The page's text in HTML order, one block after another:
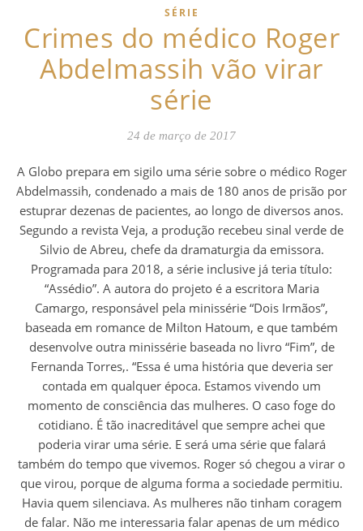
SÉRIE
Crimes do médico Roger
Abdelmassih vão virar
série
24 de março de 2017
A Globo prepara em sigilo uma série sobre o médico Roger
Abdelmassih, condenado a mais de 180 anos de prisão por
estuprar dezenas de pacientes, ao longo de diversos anos.
Segundo a revista Veja, a produção recebeu sinal verde de
Silvio de Abreu, chefe da dramaturgia da emissora.
Programada para 2018, a série inclusive já teria título:
“Assédio”. A autora do projeto é a escritora Maria
Camargo, responsável pela minissérie “Dois Irmãos”,
baseada em romance de Milton Hatoum, e que também
desenvolve outra minissérie baseada no livro “Fim”, de
Fernanda Torres,. “Essa é uma história que deveria ser
contada em qualquer época. Estamos vivendo um
momento de consciência das mulheres. O caso foge do
cotidiano. É tão inacreditável que sempre achei que
poderia virar uma série. E será uma série que falará
também do tempo que vivemos. Roger só chegou a virar o
que virou, porque de alguma forma a sociedade permitiu.
Havia quem silenciava. As mulheres não tinham coragem
de falar. Não me interessaria falar apenas de um médico